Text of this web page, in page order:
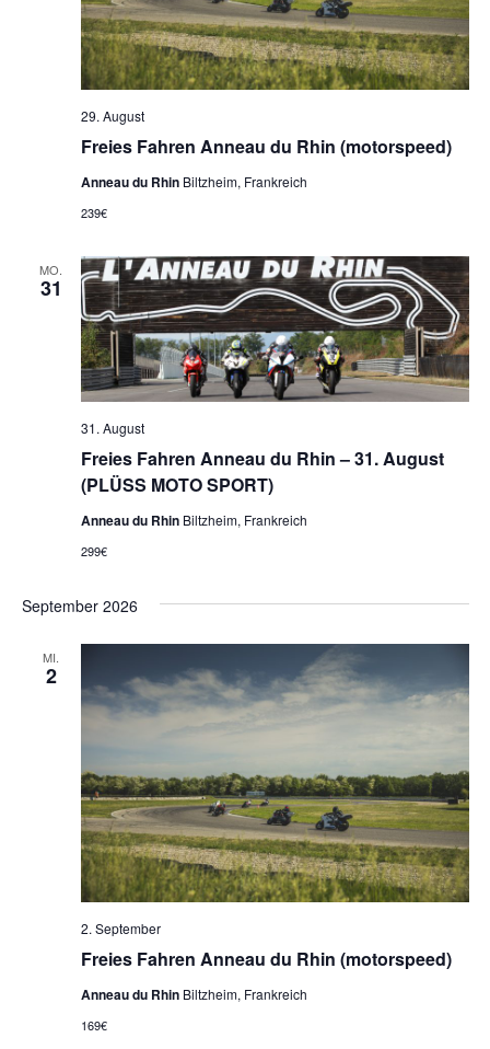
Freies Fahren Anneau du Rhin (motorspeed)
29. August
Anneau du Rhin Biltzheim, Frankreich
239€
MO.
31
Freies Fahren Anneau du Rhin – 31. August
(PLÜSS MOTO SPORT)
31. August
Anneau du Rhin Biltzheim, Frankreich
299€
September 2026
MI.
2
Freies Fahren Anneau du Rhin (motorspeed)
2. September
Anneau du Rhin Biltzheim, Frankreich
169€